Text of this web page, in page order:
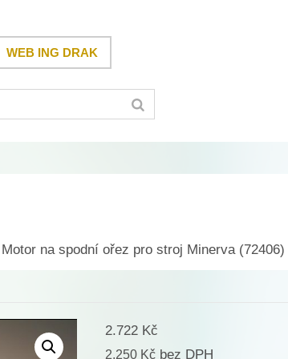
WEB ING DRAK
na spodní ořez pro stroj Minerva (72406)
2.722 Kč
2.250 Kč bez DPH